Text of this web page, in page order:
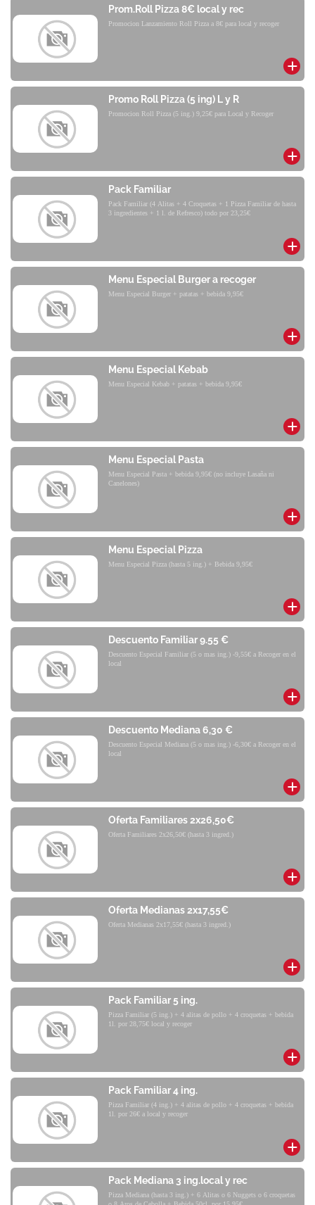
Prom.Roll Pizza 8€ local y rec
Promocion Lanzamiento Roll Pizza a 8€ para local y recoger
Promo Roll Pizza (5 ing) L y R
Promocion Roll Pizza (5 ing.) 9,25€ para Local y Recoger
Pack Familiar
Pack Familiar (4 Alitas + 4 Croquetas + 1 Pizza Familiar de hasta
3 ingredientes + 1 l. de Refresco) todo por 23,25€
Menu Especial Burger a recoger
Menu Especial Burger + patatas + bebida 9,95€
Menu Especial Kebab
Menu Especial Kebab + patatas + bebida 9,95€
Menu Especial Pasta
Menu Especial Pasta + bebida 9,95€ (no incluye Lasaña ni
Canelones)
Menu Especial Pizza
Menu Especial Pizza (hasta 5 ing.) + Bebida 9,95€
Descuento Familiar 9.55 €
Descuento Especial Familiar (5 o mas ing.) -9,55€ a Recoger en el
local
Descuento Mediana 6,30 €
Descuento Especial Mediana (5 o mas ing.) -6,30€ a Recoger en el
local
Oferta Familiares 2x26,50€
Oferta Familiares 2x26,50€ (hasta 3 ingred.)
Oferta Medianas 2x17,55€
Oferta Medianas 2x17,55€ (hasta 3 ingred.)
Pack Familiar 5 ing.
Pizza Familiar (5 ing.) + 4 alitas de pollo + 4 croquetas + bebida
1l. por 28,75€ local y recoger
Pack Familiar 4 ing.
Pizza Familiar (4 ing.) + 4 alitas de pollo + 4 croquetas + bebida
1l. por 26€ a local y recoger
Pack Mediana 3 ing.local y rec
Pizza Mediana (hasta 3 ing.) + 6 Alitas o 6 Nuggets o 6 croquetas